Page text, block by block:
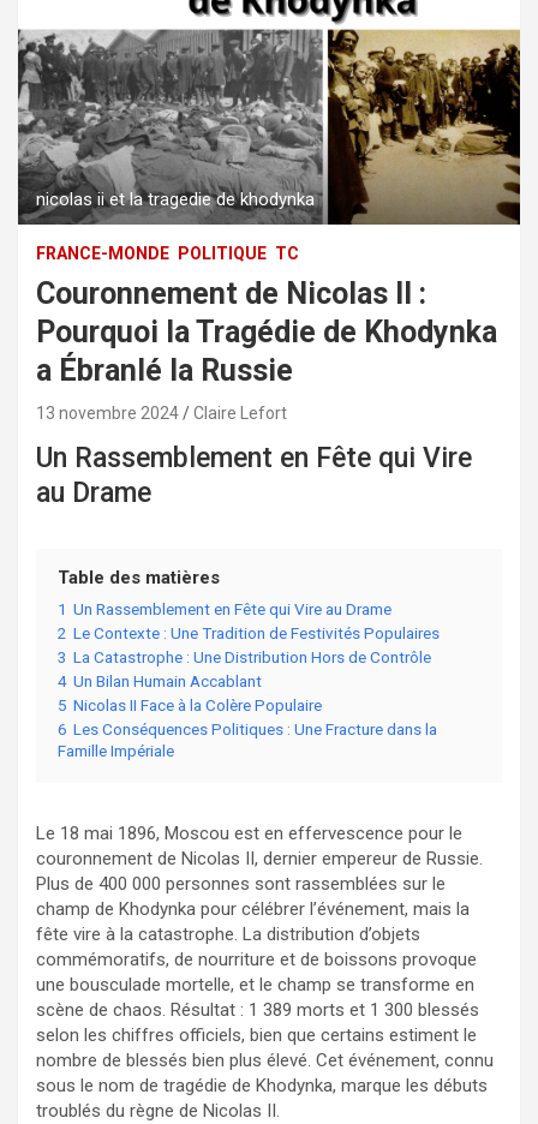
nicolas ii et la tragedie de khodynka
FRANCE-MONDE POLITIQUE TC
Couronnement de Nicolas II :
Pourquoi la Tragédie de Khodynka
a Ébranlé la Russie
13 novembre 2024 Claire Lefort
Un Rassemblement en Fête qui Vire
au Drame
Table des matières
1 Un Rassemblement en Fête qui Vire au Drame
2 Le Contexte : Une Tradition de Festivités Populaires
3 La Catastrophe : Une Distribution Hors de Contrôle
4 Un Bilan Humain Accablant
5 Nicolas II Face à la Colère Populaire
6 Les Conséquences Politiques : Une Fracture dans la
Famille Impériale
Le 18 mai 1896, Moscou est en effervescence pour le
couronnement de Nicolas II, dernier empereur de Russie.
Plus de 400 000 personnes sont rassemblées sur le
champ de Khodynka pour célébrer l’événement, mais la
fête vire à la catastrophe. La distribution d’objets
commémoratifs, de nourriture et de boissons provoque
une bousculade mortelle, et le champ se transforme en
scène de chaos. Résultat : 1 389 morts et 1 300 blessés
selon les chiffres officiels, bien que certains estiment le
nombre de blessés bien plus élevé. Cet événement, connu
sous le nom de tragédie de Khodynka, marque les débuts
troublés du règne de Nicolas II.